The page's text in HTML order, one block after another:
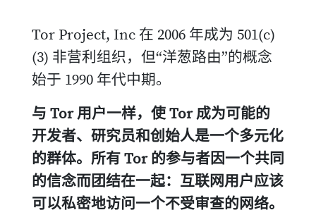
Tor Project, Inc 在 2006 年成为 501(c)
(3) 非营利组织，但“洋葱路由”的概念
始于 1990 年代中期。
与 Tor 用户一样，使 Tor 成为可能的
开发者、研究员和创始人是一个多元化
的群体。所有 Tor 的参与者因一个共同
的信念而团结在一起：互联网用户应该
可以私密地访问一个不受审查的网络。